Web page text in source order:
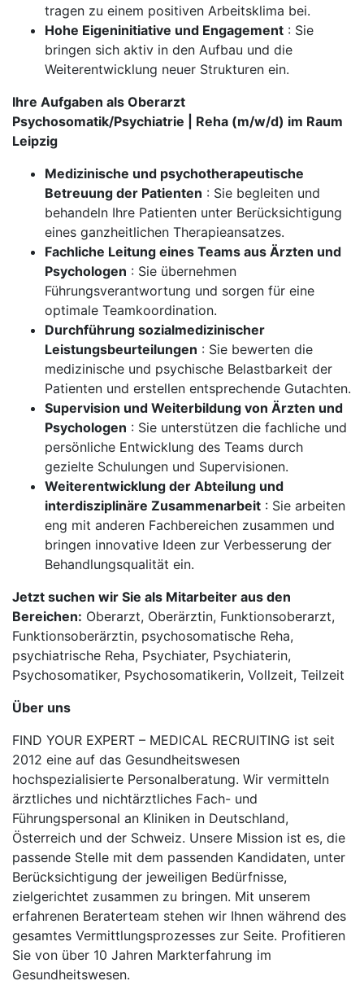
tragen zu einem positiven Arbeitsklima bei.
Hohe Eigeninitiative und Engagement : Sie
bringen sich aktiv in den Aufbau und die
Weiterentwicklung neuer Strukturen ein.
Ihre Aufgaben als Oberarzt
Psychosomatik/Psychiatrie | Reha (m/w/d) im Raum
Leipzig
Medizinische und psychotherapeutische
Betreuung der Patienten : Sie begleiten und
behandeln Ihre Patienten unter Berücksichtigung
eines ganzheitlichen Therapieansatzes.
Fachliche Leitung eines Teams aus Ärzten und
Psychologen : Sie übernehmen
Führungsverantwortung und sorgen für eine
optimale Teamkoordination.
Durchführung sozialmedizinischer
Leistungsbeurteilungen : Sie bewerten die
medizinische und psychische Belastbarkeit der
Patienten und erstellen entsprechende Gutachten.
Supervision und Weiterbildung von Ärzten und
Psychologen : Sie unterstützen die fachliche und
persönliche Entwicklung des Teams durch
gezielte Schulungen und Supervisionen.
Weiterentwicklung der Abteilung und
interdisziplinäre Zusammenarbeit : Sie arbeiten
eng mit anderen Fachbereichen zusammen und
bringen innovative Ideen zur Verbesserung der
Behandlungsqualität ein.
Jetzt suchen wir Sie als Mitarbeiter aus den
Bereichen: Oberarzt, Oberärztin, Funktionsoberarzt,
Funktionsoberärztin, psychosomatische Reha,
psychiatrische Reha, Psychiater, Psychiaterin,
Psychosomatiker, Psychosomatikerin, Vollzeit, Teilzeit
Über uns
FIND YOUR EXPERT – MEDICAL RECRUITING ist seit
2012 eine auf das Gesundheitswesen
hochspezialisierte Personalberatung. Wir vermitteln
ärztliches und nichtärztliches Fach- und
Führungspersonal an Kliniken in Deutschland,
Österreich und der Schweiz. Unsere Mission ist es, die
passende Stelle mit dem passenden Kandidaten, unter
Berücksichtigung der jeweiligen Bedürfnisse,
zielgerichtet zusammen zu bringen. Mit unserem
erfahrenen Beraterteam stehen wir Ihnen während des
gesamtes Vermittlungsprozesses zur Seite. Profitieren
Sie von über 10 Jahren Markterfahrung im
Gesundheitswesen.